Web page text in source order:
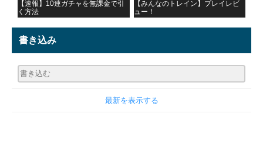
【速報】10連ガチャを無課金で引
く方法
【みんなのトレイン】プレイレビ
ュー！
書き込み
最新を表示する